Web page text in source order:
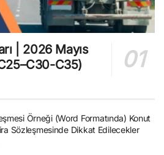
| 2026 Mayıs
C35)
Örneği (Word Formatında) Konut
Sözleşmesinde Dikkat Edilecekler